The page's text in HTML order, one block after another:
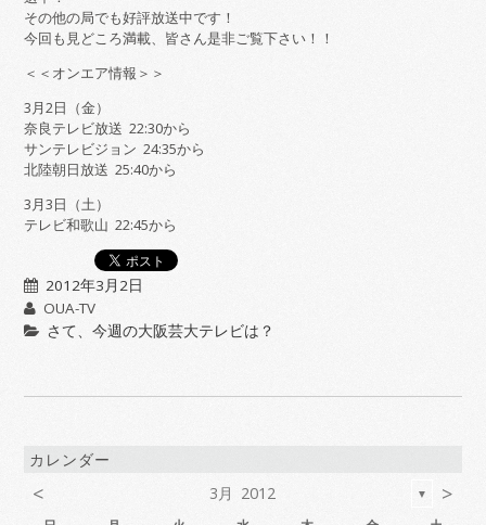
その他の局でも好評放送中です！
今回も見どころ満載、皆さん是非ご覧下さい！！
＜＜オンエア情報＞＞
3月2日（金）
奈良テレビ放送 22:30から
サンテレビジョン 24:35から
北陸朝日放送 25:40から
3月3日（土）
テレビ和歌山 22:45から
2012年3月2日
OUA-TV
さて、今週の大阪芸大テレビは？
カレンダー
< 3月 2012 ▼ >